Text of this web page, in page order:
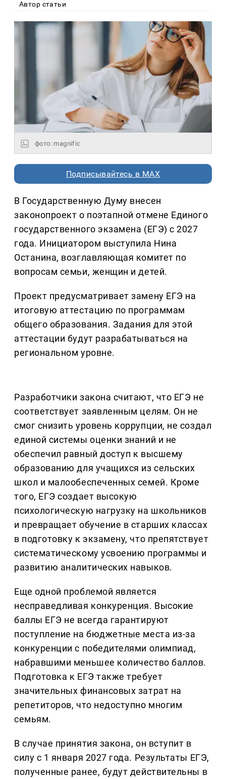
Автор статьи
фото: magnific
Подписывайтесь в MAX
В Государственную Думу внесен
законопроект о поэтапной отмене Единого
государственного экзамена (ЕГЭ) с 2027
года. Инициатором выступила Нина
Останина, возглавляющая комитет по
вопросам семьи, женщин и детей.
Проект предусматривает замену ЕГЭ на
итоговую аттестацию по программам
общего образования. Задания для этой
аттестации будут разрабатываться на
региональном уровне.
Разработчики закона считают, что ЕГЭ не
соответствует заявленным целям. Он не
смог снизить уровень коррупции, не создал
единой системы оценки знаний и не
обеспечил равный доступ к высшему
образованию для учащихся из сельских
школ и малообеспеченных семей. Кроме
того, ЕГЭ создает высокую
психологическую нагрузку на школьников
и превращает обучение в старших классах
в подготовку к экзамену, что препятствует
систематическому усвоению программы и
развитию аналитических навыков.
Еще одной проблемой является
несправедливая конкуренция. Высокие
баллы ЕГЭ не всегда гарантируют
поступление на бюджетные места из-за
конкуренции с победителями олимпиад,
набравшими меньшее количество баллов.
Подготовка к ЕГЭ также требует
значительных финансовых затрат на
репетиторов, что недоступно многим
семьям.
В случае принятия закона, он вступит в
силу с 1 января 2027 года. Результаты ЕГЭ,
полученные ранее, будут действительны в